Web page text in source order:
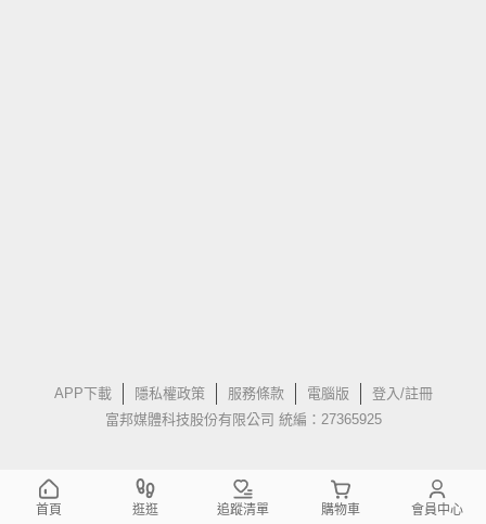
APP下載 隱私權政策 服務條款 電腦版
登入/註冊
富邦媒體科技股份有限公司 統編：27365925
首頁 逛逛 追蹤清單 購物車 會員中心